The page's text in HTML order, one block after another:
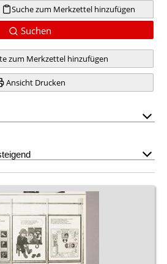
Suche zum Merkzettel hinzufügen
Suchen
zum Merkzettel hinzufügen
Ansicht Drucken